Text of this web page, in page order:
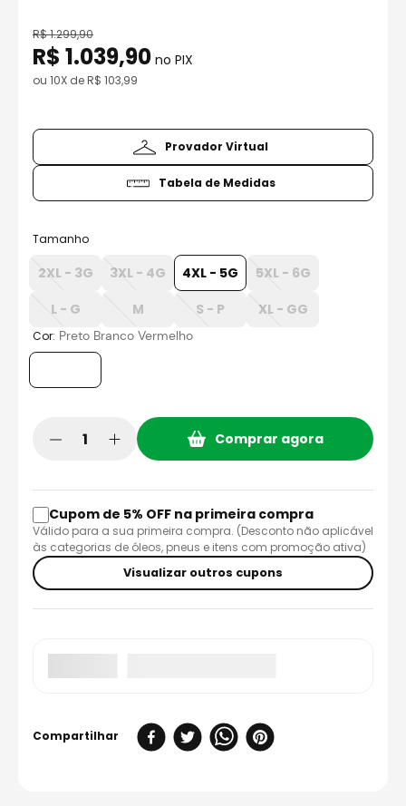
9º capacete ls2
10º capacete aberto
R$1.299,90
R$ 1.039,90 no PIX
ou 10X deR$ 103,99
Tamanho
2XL - 3G 3XL - 4G 4XL - 5G
5XL - 6G
L - G
M S - P XL - GG
Cor: Preto Branco Vermelho
Provador Virtual
Tabela de Medidas
Comprar agora
Cupom de 5% OFF na primeira compra
Válido para a sua primeira compra. (Desconto não aplicável
às categorias de óleos, pneus e itens com promoção ativa)
Visualizar outros cupons